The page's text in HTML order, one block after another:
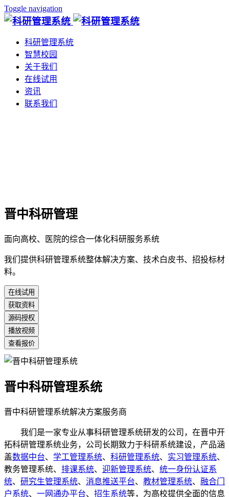
Toggle navigation
科研管理系统
智慧校园
关于我们
在线试用
资讯
联系我们
晋中科研管理
面向高校、医院的综合一体化科研服务系统
我们提供科研管理系统整体解决方案、技术白皮书、招投标材
料。
在线试用
获取资料
源码授权
播放视频
查看报价
晋中科研管理系统
晋中科研管理系统解决方案服务商
我们是一家专业从事科研管理系统研发的公司，在晋中开
拓科研管理系统业务，公司长期致力于科研系统建设，产品涵
盖数据中台、 学工管理系统、 科研管理系统、 实习管理系统、
教务管理系统、 排课系统、 迎新管理系统、 统一身份认证系
统、 研究生管理系统、 消息推送平台、 教材管理系统、 融合门
户系统、 一网通办平台、 招生系统等，为高校提供全面的信息